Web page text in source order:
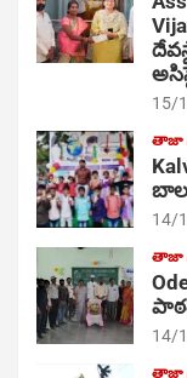
15/
తాజా
14/
తాజా
14/
తాజా